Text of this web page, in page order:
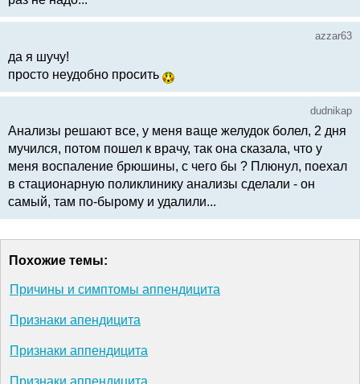
azzar63
да я шучу!
просто неудобно просить
dudnikap
Анализы решают все, у меня ваще желудок болел, 2 дня
мучился, потом пошел к врачу, так она сказала, что у
меня воспаление брюшины, с чего бы ? Плюнул, поехал
в стационарную поликлинику анализы сделали - он
самый, там по-бырому и удалили...
Похожие темы:
Причины и симптомы аппендицита
Признаки апендицита
Признаки аппендицита